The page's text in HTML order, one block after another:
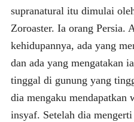
supranatural itu dimulai
Zoroaster. Ia orang Persia.
kehidupannya, ada yang
dan ada yang mengatakan
tinggal di gunung yang
dia mengaku mendapatkan
insyaf. Setelah dia